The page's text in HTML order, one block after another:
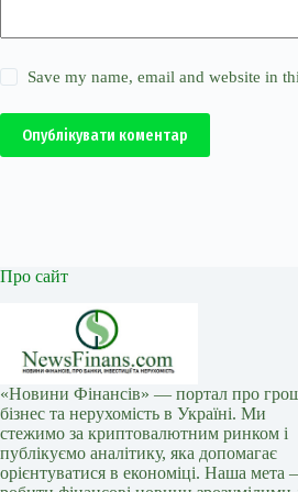
Save my name, email and website in
Опублікувати коментар
Про сайт
«Новини Фінансів» — портал про
бізнес та нерухомість в Україні. Ми
стежимо за криптовалютним ринком і
публікуємо аналітику, яка допомагає
орієнтуватися в економіці. Наша мета